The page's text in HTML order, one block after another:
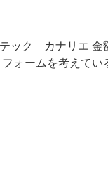
ック カナリエ 金
ォームを考えてい